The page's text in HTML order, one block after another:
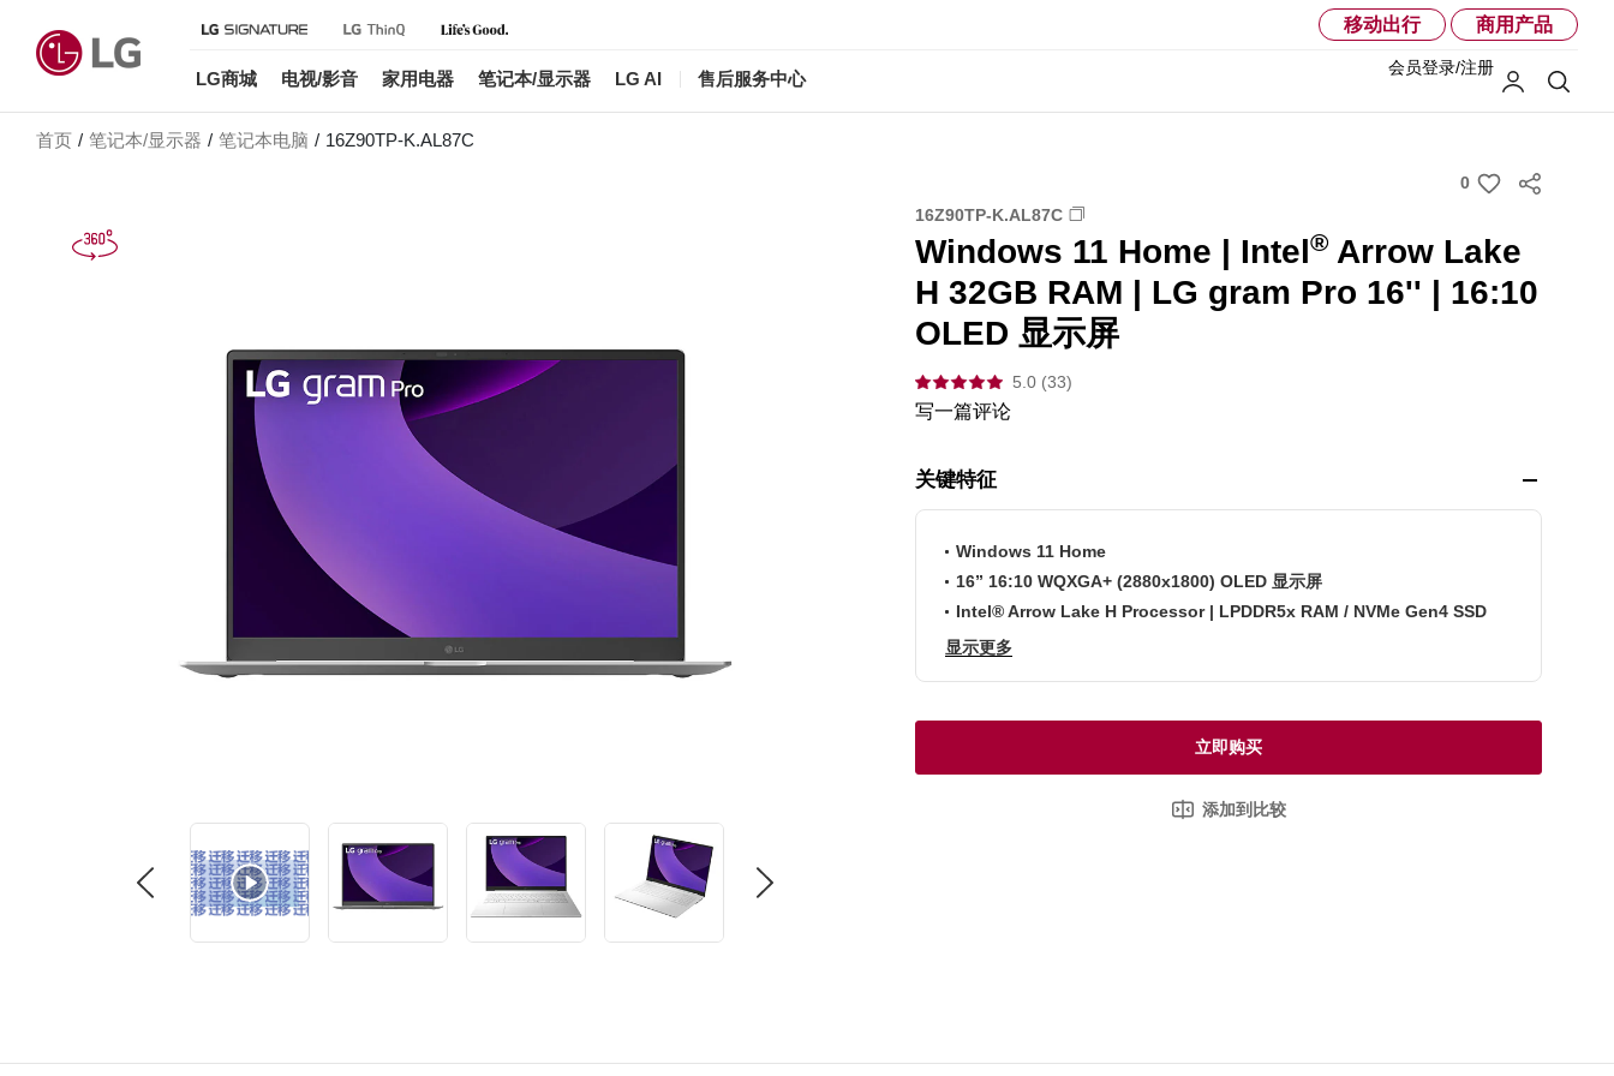
移动出行 商用产品
LG商城 电视/影音 家用电器 笔记本/显示器 LG AI 售后服务中心 我的LG
会员登录/注册
首页 笔记本/显示器 笔记本电脑 16Z90TP-K.AL87C
0
w
s
h
16Z90TP-K.AL87C
Windows 11 Home | Intel® Arrow Lake
H 32GB RAM | LG gram Pro 16'' | 16:10
OLED 显示屏
5.0 (33)
写一篇评论
关键特征
Windows 11 Home
16” 16:10 WQXGA+ (2880x1800) OLED 显示屏
Intel® Arrow Lake H Processor | LPDDR5x RAM / NVMe Gen4 SSD
显示更多
立即购买
添加到比较